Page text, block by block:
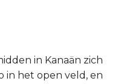
in Kanaän zich
in het open veld, en